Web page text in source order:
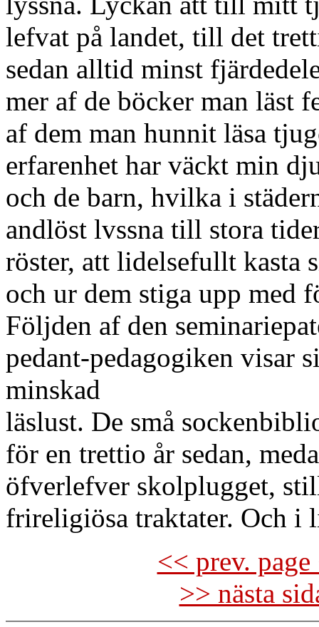
lefvat på landet, till det
sedan alltid minst
mer af de böcker man läst
af dem man hunnit läsa
erfarenhet har väckt min
och de barn, hvilka i
andlöst lvssna till stora
röster, att lidelsefullt kasta
och ur dem stiga upp med
Följden af den
pedant-pedagogiken visar
minskad
läslust. De små
för en trettio år sedan,
öfverlefver skolplugget,
frireligiösa traktater. Och i
<< prev.
>> nästa